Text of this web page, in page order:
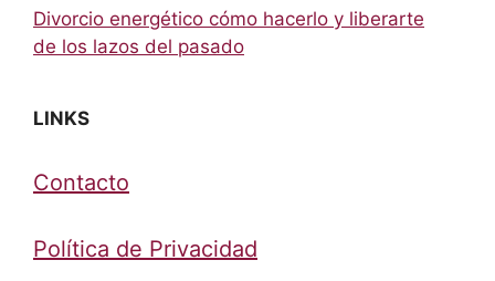
Divorcio energético cómo hacerlo y liberarte
de los lazos del pasado
LINKS
Contacto
Política de Privacidad